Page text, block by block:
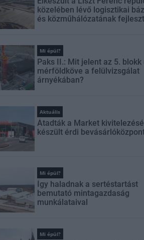
közelében lévő logisztikai
és közműhálózatának
Mi épül?
Paks II.: Mit jelent az 5. blokk
mérföldköve a felülvizsgálat
árnyékában?
Aktuális
Átadták a Market
készült érdi
Mi épül?
Így haladnak a sertéstartást
bemutató mintagazdaság
munkálataival
Mi épül?